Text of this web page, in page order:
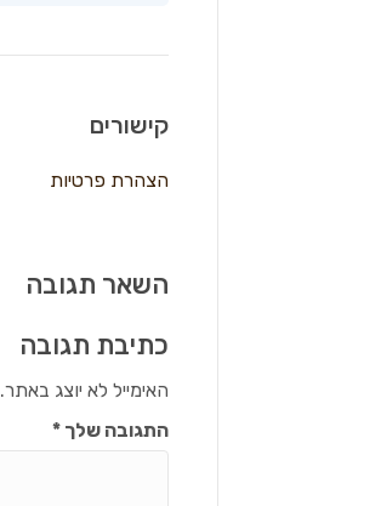
קישורים
הצהרת פרטיות
השאר תגובה
כתיבת תגובה
האימייל לא יוצג באתר.
התגובה שלך*